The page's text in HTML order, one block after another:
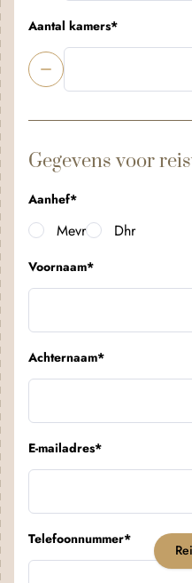
Aantal kamers*
Gegevens voor
Aanhef*
Mevr Dhr
Voornaam*
Achternaam*
E-mailadres*
Telefoonnummer*